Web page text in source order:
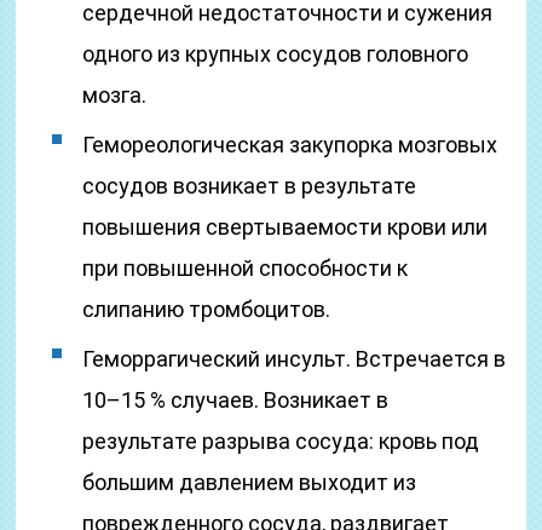
сердечной недостаточности и сужения
одного из крупных сосудов головного
мозга.
Гемореологическая закупорка мозговых
сосудов возникает в результате
повышения свертываемости крови или
при повышенной способности к
слипанию тромбоцитов.
Геморрагический инсульт. Встречается в
10–15 % случаев. Возникает в
результате разрыва сосуда: кровь под
большим давлением выходит из
поврежденного сосуда, раздвигает